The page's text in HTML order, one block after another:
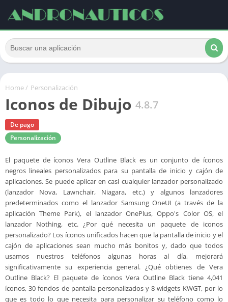
Home/ Personalización
Iconos de Dibujo 4.8.7
De pago
Personalización
El paquete de íconos Vera Outline Black es un conjunto de íconos
negros lineales personalizados para su pantalla de inicio y cajón de
aplicaciones. Se puede aplicar en casi cualquier lanzador personalizado
(lanzador Nova, Lawnchair, Niagara, etc.) y algunos lanzadores
predeterminados como el lanzador Samsung OneUI (a través de la
aplicación Theme Park), el lanzador OnePlus, Oppo's Color OS, el
lanzador Nothing, etc. ¿Por qué necesita un paquete de iconos
personalizado? Los íconos unificados hacen que la pantalla de inicio y el
cajón de aplicaciones sean mucho más bonitos y, dado que todos
usamos nuestros teléfonos algunas horas al día, mejorará
significativamente su experiencia general. ¿Qué obtienes de Vera
Outline Black? El paquete de íconos Vera Outline Black tiene 4,041
íconos, 30 fondos de pantalla personalizados y 8 widgets KWGT, por lo
que es todo lo que necesita para personalizar su teléfono como lo